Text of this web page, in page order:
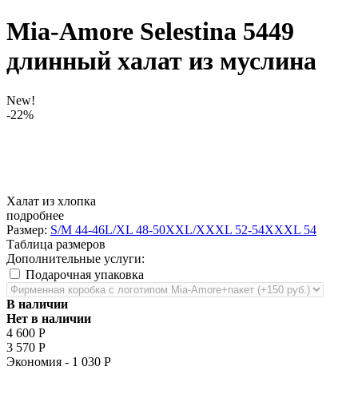
Mia-Amore Selestina 5449
длинный халат из муслина
New!
-22%
Халат из хлопка
подробнее
Размер: S/M 44-46L/XL 48-50XXL/XXXL 52-54XXXL 54
Таблица размеров
Дополнительные услуги:
Подарочная упаковка
В наличии
Нет в наличии
4 600 Р
3 570 Р
Экономия - 1 030 Р